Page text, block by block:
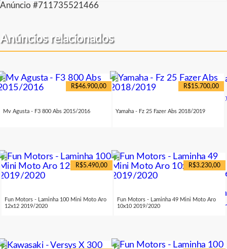
Anúncio #711735521466
Anúncios relacionados
R$46.900,00
Mv Agusta - F3 800 Abs 2015/2016
R$15.700,00
Yamaha - Fz 25 Fazer Abs 2018/2019
R$5.490,00
Fun Motors - Laminha 100 Mini Moto Aro
12x12 2019/2020
R$3.230,00
Fun Motors - Laminha 49 Mini Moto Aro
10x10 2019/2020